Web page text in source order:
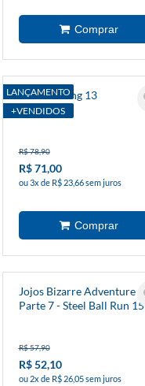
LANÇAMENTO
+VENDIDOS
Solo Leveling 13
R$ 78,90
R$ 71,00
ou 3x de R$ 23,66 sem juros
Jojos Bizarre Adventure -
Parte 7 - Steel Ball Run 15
R$ 57,90
R$ 52,10
ou 2x de R$ 26,05 sem juros